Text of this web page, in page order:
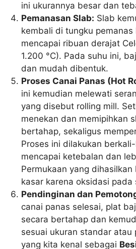
ini ukurannya besar dan
Pemanasan Slab: Slab
kembali di tungku pemanas
mencapai ribuan derajat
1.200 °C). Pada suhu ini,
dan mudah dibentuk.
Proses Canai Panas (Hot
ini kemudian melewati
yang disebut rolling mill.
menekan dan memipihkan
bertahap, sekaligus
Proses ini dilakukan
mencapai ketebalan dan
Permukaan yang
kasar karena oksidasi pada
Pendinginan dan
canai panas selesai, plat
secara bertahap dan
sesuai ukuran standar atau
yang kita kenal sebagai